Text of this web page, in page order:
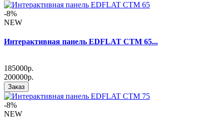
-8%
NEW
Интерактивная панель EDFLAT CTM 65...
185000р.
200000р.
Заказ
-8%
NEW